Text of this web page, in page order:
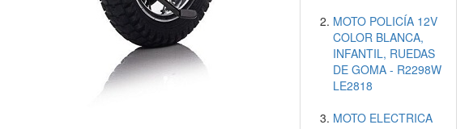
MOTO POLICÍA 12V
COLOR BLANCA,
INFANTIL, RUEDAS
DE GOMA - R2298W
LE2818
MOTO ELECTRICA